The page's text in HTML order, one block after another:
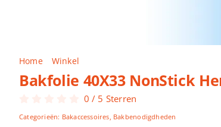
Home Winkel
Bakfolie 40X33 NonStick
0 / 5 Sterren
Categorieën: Bakaccessoires, Bakbenodigdheden